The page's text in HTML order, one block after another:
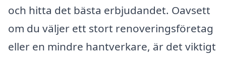
och hitta det bästa erbjudandet. Oavsett
om du väljer ett stort renoveringsföretag
eller en mindre hantverkare, är det viktigt